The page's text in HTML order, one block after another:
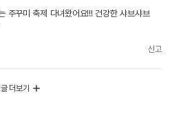
주꾸미 축제 다녀왔어요!!! 건강한 샤브샤브
신고
더보기